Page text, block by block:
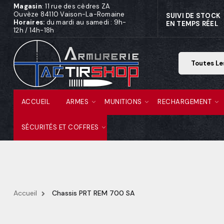
Magasin: 11 rue des cèdres ZA
Ouvèze 84110 Vaison-La-Romaine
Horaires: du mardi au samedi : 9h-
12h / 14h-18h
SUIVI DE STOCK
EN TEMPS RÉEL
ACCUEIL ARMES MUNITIONS RECHARGEMENT
SÉCURITÉS ET COFFRES
Accueil Chassis PRT REM 700 SA